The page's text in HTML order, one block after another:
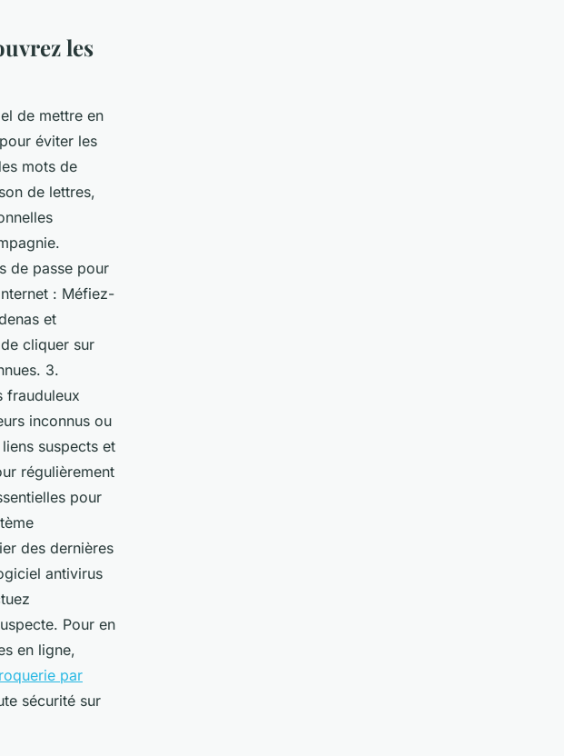
les
de mettre en
éviter les
mots de
de lettres,
de passe pour
: Méfiez-
et
cliquer sur
3.
frauduleux
inconnus ou
suspects et
régulièrement
pour
des dernières
antivirus
Pour en
en ligne,
par
sécurité sur